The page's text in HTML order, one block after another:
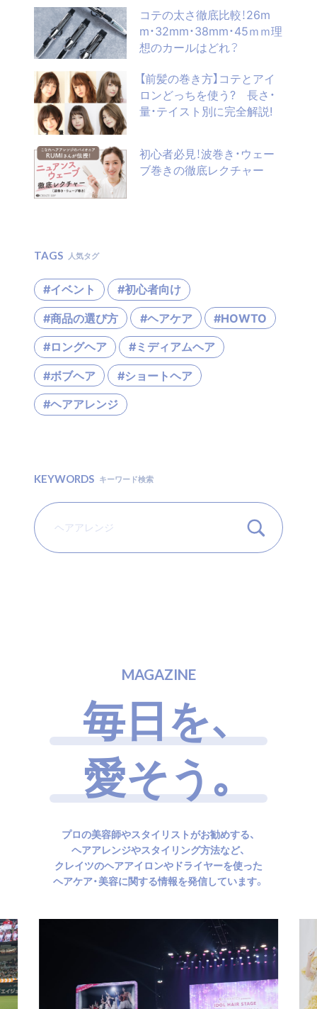
コテの太さ徹底比較！26m
m・32mm・38mm・45ｍｍ理
想のカールはどれ？
【前髪の巻き方】コテとアイ
ロンどっちを使う? 長さ・
量・テイスト別に完全解説!
初心者必見！波巻き・ウェー
ブ巻きの徹底レクチャー
TAGS 人気タグ
#イベント #初心者向け
#商品の選び方 #ヘアケア #HOWTO
#ロングヘア #ミディアムヘア
#ボブヘア #ショートヘア
#ヘアアレンジ
KEYWORDS キーワード検索
MAGAZINE
毎日 を、
愛そう ｡
プロの美容師やスタイリストがお勧めする、
ヘアアレンジやスタイリング方法など、
クレイツのヘアアイロンやドライヤーを使った
ヘアケア・美容に関する情報を発信しています。